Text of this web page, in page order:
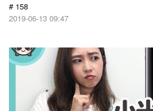
# 158
2019-06-13 09:47